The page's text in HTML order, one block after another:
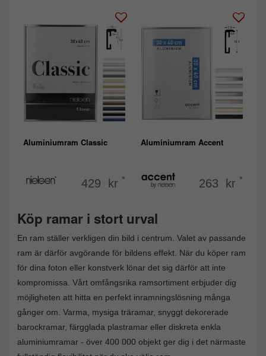
Aluminiumram Classic
429 kr *
Aluminiumram Accent
263 kr *
Köp ramar i stort urval
En ram ställer verkligen din bild i centrum. Valet av passande
ram är därför avgörande för bildens effekt. När du köper ram
för dina foton eller konstverk lönar det sig därför att inte
kompromissa. Vårt omfångsrika ramsortiment erbjuder dig
möjligheten att hitta en perfekt inramningslösning många
gånger om. Varma, mysiga träramar, snyggt dekorerade
barockramar, färgglada plastramar eller diskreta enkla
aluminiumramar - över 400 000 objekt ger dig i det närmaste